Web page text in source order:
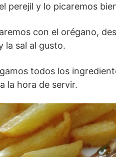
perejil y lo picaremos
con el orégano,
la sal al gusto.
todos los
la hora de servir.